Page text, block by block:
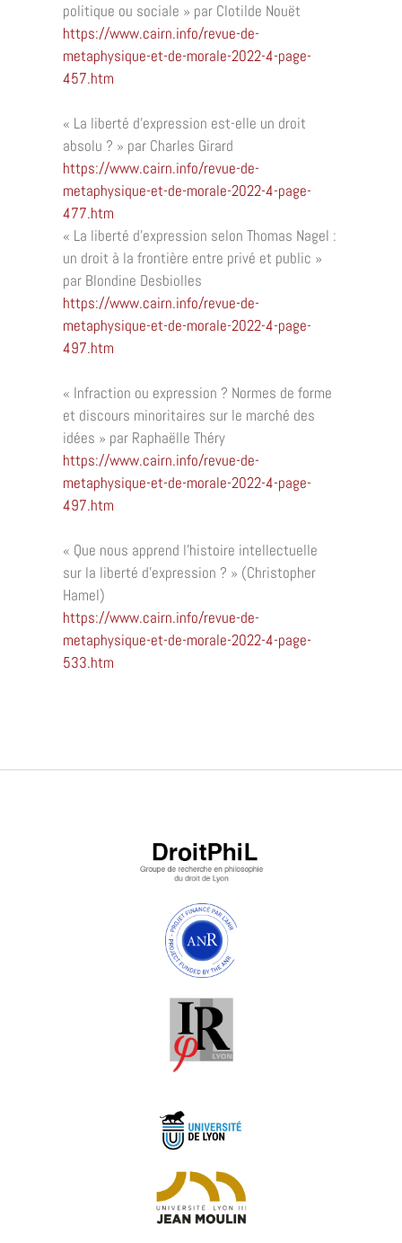
politique ou sociale » par Clotilde Nouët
https://www.cairn.info/revue-de-
metaphysique-et-de-morale-2022-4-page-
457.htm
« La liberté d’expression est-elle un droit
absolu ? » par Charles Girard
https://www.cairn.info/revue-de-
metaphysique-et-de-morale-2022-4-page-
477.htm
« La liberté d’expression selon Thomas Nagel :
un droit à la frontière entre privé et public »
par Blondine Desbiolles
https://www.cairn.info/revue-de-
metaphysique-et-de-morale-2022-4-page-
497.htm
« Infraction ou expression ? Normes de forme
et discours minoritaires sur le marché des
idées » par Raphaëlle Théry
https://www.cairn.info/revue-de-
metaphysique-et-de-morale-2022-4-page-
497.htm
« Que nous apprend l’histoire intellectuelle
sur la liberté d’expression ? » (Christopher
Hamel)
https://www.cairn.info/revue-de-
metaphysique-et-de-morale-2022-4-page-
533.htm